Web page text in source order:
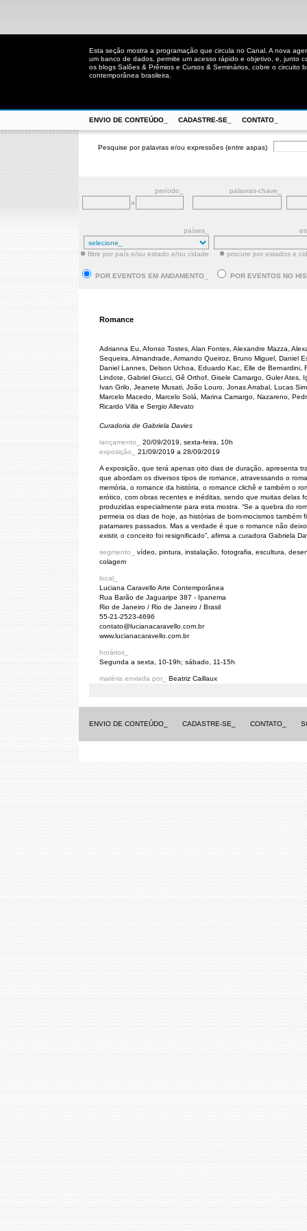
Esta seção mostra a programação que circula no Canal. A nova
um banco de dados, permite um acesso rápido e objetivo, e, junto
os blogs Salões & Prêmios e Cursos & Seminários, cobre o circuito
contemporânea brasileira.
ENVIO DE CONTEÚDO_ CADASTRE-SE_ CONTATO_
Pesquise por palavras e/ou expressões (entre aspas)
período_
palavras-chave_
a
países_
filtre por país e/ou estado e/ou cidade procure por estados e
POR EVENTOS EM ANDAMENTO_ POR EVENTOS NO
Romance
Adrianna Eu, Afonso Tostes, Alan Fontes, Alexandre Mazza,
Sequeira, Almandrade, Armando Queiroz, Bruno Miguel, Daniel
Daniel Lannes, Delson Uchoa, Eduardo Kac, Elle de Bernardini,
Lindote, Gabriel Giucci, Gê Orthof, Gisele Camargo, Guler Ates,
Ivan Grilo, Jeanete Musati, João Louro, Jonas Arrabal, Lucas
Marcelo Macedo, Marcelo Solá, Marina Camargo, Nazareno,
Ricardo Villa e Sergio Allevato
Curadoria de Gabriela Davies
lançamento_ 20/09/2019, sexta-feira, 10h
exposição_ 21/09/2019 a 28/09/2019
A exposição, que terá apenas oito dias de duração, apresenta
que abordam os diversos tipos de romance, atravessando o
memória, o romance da história, o romance clichê e também o
erótico, com obras recentes e inéditas, sendo que muitas delas
produzidas especialmente para esta mostra. “Se a quebra do
permeia os dias de hoje, as histórias de bom-mocismos também
patamares passados. Mas a verdade é que o romance não
existir, o conceito foi resignificado”, afirma a curadora Gabriela
segmento_
vídeo, pintura, instalação, fotografia, escultura,
colagem
local_
Luciana Caravello Arte Contemporânea
Rua Barão de Jaguaripe 387 - Ipanema
Rio de Janeiro / Rio de Janeiro / Brasil
55-21-2523-4696
contato@lucianacaravello.com.br
www.lucianacaravello.com.br
horários_
Segunda a sexta, 10-19h; sábado, 11-15h
matéria enviada por_ Beatriz Caillaux
ENVIO DE CONTEÚDO_ CADASTRE-SE_ CONTATO_